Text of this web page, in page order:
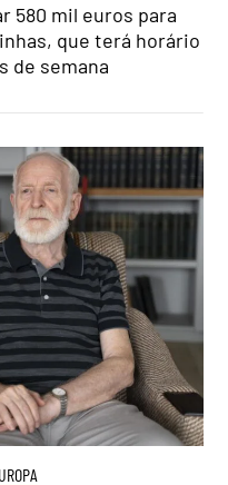
580 mil euros para
que terá horário
de semana